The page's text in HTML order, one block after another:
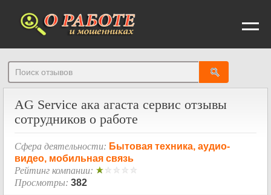
AG Service ака агаста сервис отзывы
сотрудников о работе
Сфера деятельности: Бытовая техника, аудио-
видео, мобильная связь
Рейтинг компании:
Просмотры: 382